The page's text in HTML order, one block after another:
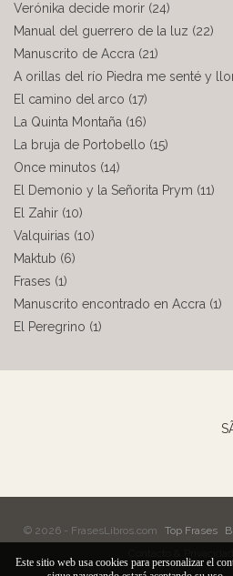
Verónika decide morir (24)
Manual del guerrero de la luz (22)
Manuscrito de Accra (21)
A orillas del río Piedra me senté y
El camino del arco (17)
La Quinta Montaña (16)
La bruja de Portobello (15)
Once minutos (14)
El Demonio y la Señorita Prym (11)
El Zahir (10)
Valquirias (10)
Maktub (6)
Frases (1)
Manuscrito encontrado en Accra (1)
El Peregrino (1)
© 2026 - FrasesLibros.com Top Frases
Este sitio web usa cookies para personalizar el